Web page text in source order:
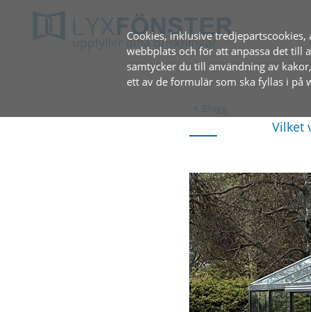
Cookies, inklusive
webbplats och för att anpassa det till
samtycker du till användning av
ett av de formulär som ska fyllas i på
Blogg
Vilket